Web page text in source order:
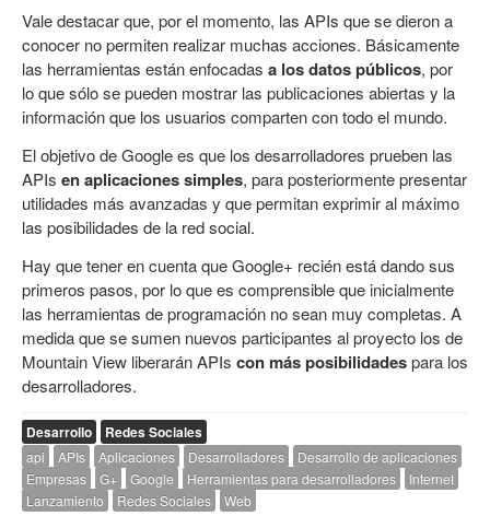
Vale destacar que, por el momento, las APIs que se dieron a
conocer no permiten realizar muchas acciones. Básicamente
las herramientas están enfocadas a los datos públicos, por
lo que sólo se pueden mostrar las publicaciones abiertas y la
información que los usuarios comparten con todo el mundo.
El objetivo de Google es que los desarrolladores prueben las
APIs en aplicaciones simples, para posteriormente presentar
utilidades más avanzadas y que permitan exprimir al máximo
las posibilidades de la red social.
Hay que tener en cuenta que Google+ recién está dando sus
primeros pasos, por lo que es comprensible que inicialmente
las herramientas de programación no sean muy completas. A
medida que se sumen nuevos participantes al proyecto los de
Mountain View liberarán APIs con más posibilidadespara los
desarrolladores.
Desarrollo Redes Sociales
api APIs Aplicaciones Desarrolladores
Desarrollo de aplicaciones
Empresas
G+ Google Herramientas para desarrolladores
Internet
Lanzamiento
Redes Sociales Web